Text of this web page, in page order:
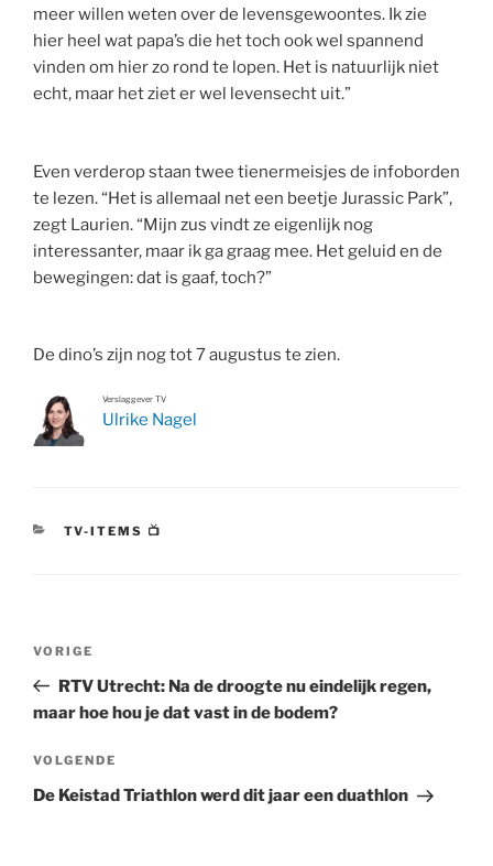
meer willen weten over de levensgewoontes. Ik zie
hier heel wat papa’s die het toch ook wel spannend
vinden om hier zo rond te lopen. Het is natuurlijk niet
echt, maar het ziet er wel levensecht uit.”
Even verderop staan twee tienermeisjes de infoborden
te lezen. “Het is allemaal net een beetje Jurassic Park”,
zegt Laurien. “Mijn zus vindt ze eigenlijk nog
interessanter, maar ik ga graag mee. Het geluid en de
bewegingen: dat is gaaf, toch?”
De dino’s zijn nog tot 7 augustus te zien.
Verslaggever TV
Ulrike Nagel
CATEGORIEËN
TV-ITEMS 📺
Vorig
bericht
VORIGE
RTV Utrecht: Na de droogte nu eindelijk regen,
maar hoe hou je dat vast in de bodem?
Volgend
bericht
VOLGENDE
De Keistad Triathlon werd dit jaar een duathlon